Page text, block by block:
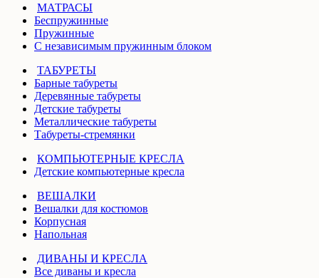
МАТРАСЫ
Беспружинные
Пружинные
С независимым пружинным блоком
ТАБУРЕТЫ
Барные табуреты
Деревянные табуреты
Детские табуреты
Металлические табуреты
Табуреты-стремянки
КОМПЬЮТЕРНЫЕ КРЕСЛА
Детские компьютерные кресла
ВЕШАЛКИ
Вешалки для костюмов
Корпусная
Напольная
ДИВАНЫ И КРЕСЛА
Все диваны и кресла